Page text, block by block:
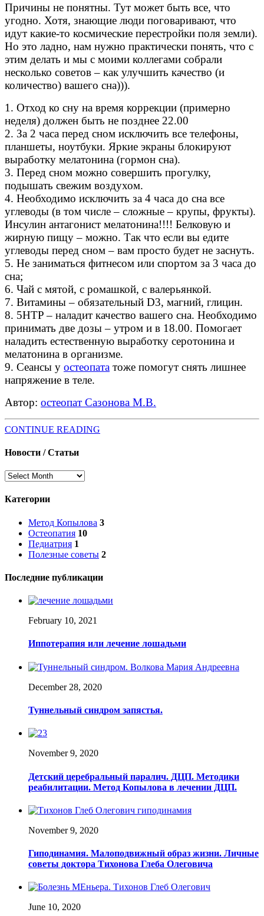
Причины не понятны. Тут может быть все, что
угодно. Хотя, знающие люди поговаривают, что
идут какие-то космические перестройки поля земли).
Но это ладно, нам нужно практически понять, что с
этим делать и мы с моими коллегами собрали
несколько советов – как улучшить качество (и
количество) вашего сна))).
1. Отход ко сну на время коррекции (примерно
неделя) должен быть не позднее 22.00
2. За 2 часа перед сном исключить все телефоны,
планшеты, ноутбуки. Яркие экраны блокируют
выработку мелатонина (гормон сна).
3. Перед сном можно совершить прогулку,
подышать свежим воздухом.
4. Необходимо исключить за 4 часа до сна все
углеводы (в том числе – сложные – крупы, фрукты).
Инсулин антагонист мелатонина!!!! Белковую и
жирную пищу – можно. Так что если вы едите
углеводы перед сном – вам просто будет не заснуть.
5. Не заниматься фитнесом или спортом за 3 часа до
сна;
6. Чай с мятой, с ромашкой, с валерьянкой.
7. Витамины – обязательный D3, магний, глицин.
8. 5HTP – наладит качество вашего сна. Необходимо
принимать две дозы – утром и в 18.00. Помогает
наладить естественную выработку серотонина и
мелатонина в организме.
9. Сеансы у остеопата тоже помогут снять лишнее
напряжение в теле.
Автор: остеопат Сазонова М.В.
CONTINUE READING
Новости / Статьи
Новости
Статьи
Категории
Метод Копылова 3
Остеопатия 10
Педиатрия 1
Полезные советы 2
Последние публикации
February 10, 2021
Иппотерапия или лечение лошадьми
December 28, 2020
Туннельный синдром запястья.
November 9, 2020
Детский церебральный паралич. ДЦП. Методики
реабилитации. Метод Копылова в лечении ДЦП.
November 9, 2020
Гиподинамия. Малоподвижный образ жизни. Личные
советы доктора Тихонова Глеба Олеговича
June 10, 2020